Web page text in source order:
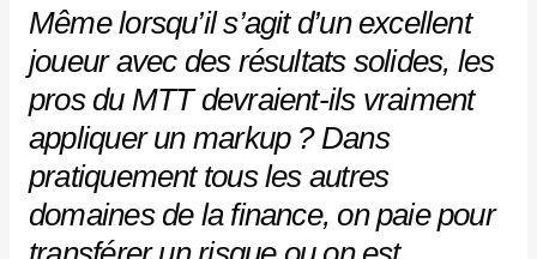
Même lorsqu’il s’agit d’un excellent
joueur avec des résultats solides, les
pros du MTT devraient-ils vraiment
appliquer un markup ? Dans
pratiquement tous les autres
domaines de la finance, on paie pour